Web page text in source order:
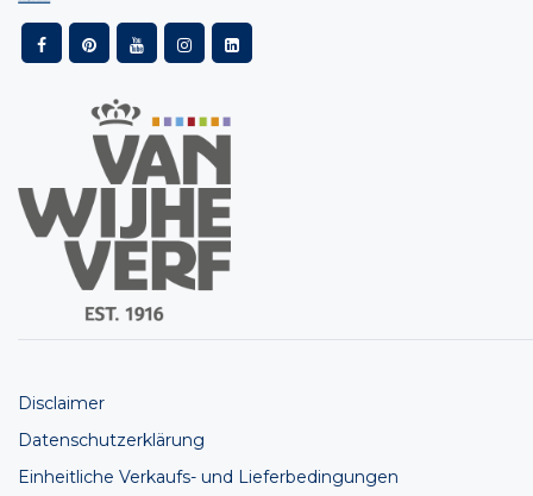
Disclaimer
Datenschutzerklärung
Einheitliche Verkaufs- und Lieferbedingungen